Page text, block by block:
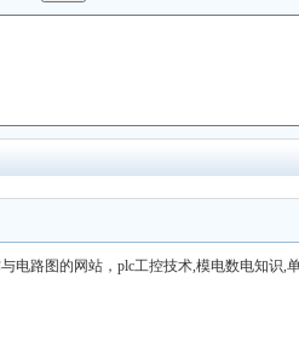
电路图的网站，plc工控技术,模电数电知识,